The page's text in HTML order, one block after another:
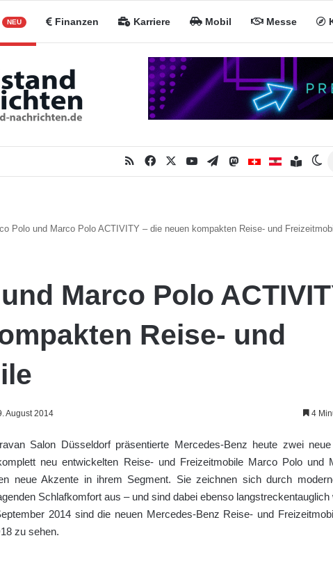
NEU Finanzen Karriere Mobil Messe
RSS Facebook YouTubeTelegramMastodonMiNa CHMiNa AT
Polo und Marco Polo ACTIVITY – die neuen kompakten Reise- und
Marco Polo
Reise- und
August 2014 4
Salon Düsseldorf präsentierte Mercedes-Benz heute zwei
neu entwickelten Reise- und Freizeitmobile Marco Polo und
neue Akzente in ihrem Segment. Sie zeichnen sich durch
Schlafkomfort aus – und sind dabei ebenso langstreckentauglich
2014 sind die neuen Mercedes-Benz Reise- und
zu sehen.